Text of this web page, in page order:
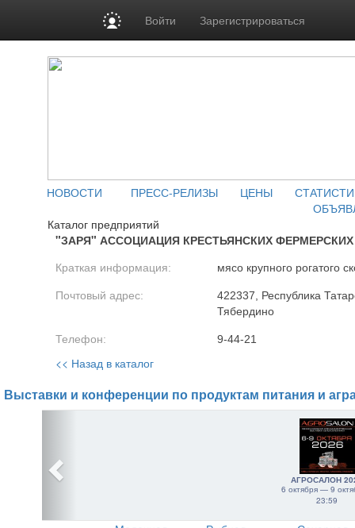
Войти Зарегистрироваться
НОВОСТИ ПРЕСС-РЕЛИЗЫ ЦЕНЫ
Каталог предприятий
"ЗАРЯ" АССОЦИАЦИЯ КРЕСТЬЯНСКИХ
Краткая информация: мясо крупного рогатого
Почтовый адрес:
422337, Республика
Тябердино
Телефон: 9-44-21
<< Назад в каталог
Выставки и конференции по продуктам питания и
АГРОСАЛОН
6 октября — 9
23:59